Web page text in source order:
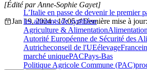
L’Italie en passe de devenir le premier
les aliments de synthèse
[Édité par Anne-Sophie Gayet]
Jan 19, 2024 - 17:05
Dernière mise à
Agriculture & AlimentationAlimentation
Autorité Européenne de Sécurité des
Autricheconseil de l'UEélevageFrance
marché uniquePACPays-Bas
Politique Agricole Commune (PAC)